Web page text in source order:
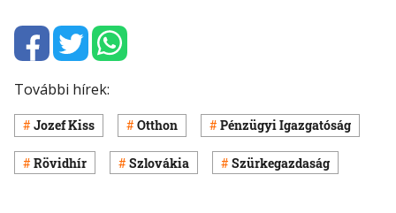
További hírek:
Jozef Kiss Otthon Pénzügyi Igazgatóság
Rövidhír Szlovákia Szürkegazdaság